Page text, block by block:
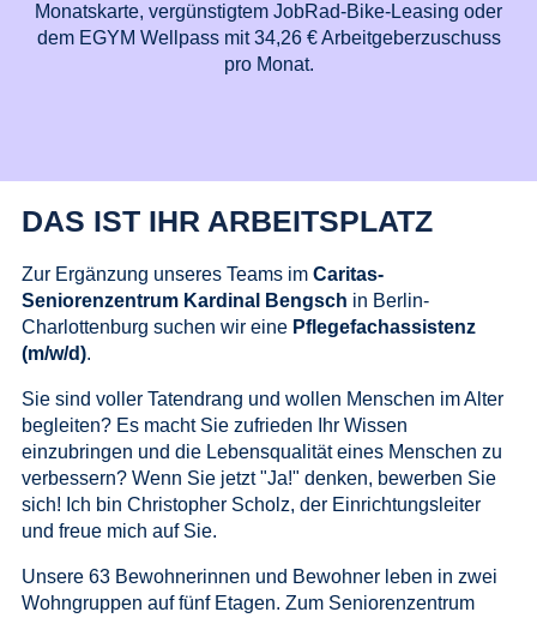
Monatskarte, vergünstigtem JobRad-Bike-Leasing oder
dem EGYM Wellpass mit 34,26 € Arbeitgeberzuschuss
pro Monat.
DAS IST IHR ARBEITSPLATZ
Zur Ergänzung unseres Teams im Caritas-
Seniorenzentrum Kardinal Bengsch in Berlin-
Charlottenburg suchen wir eine Pflegefachassistenz
(m/w/d).
Sie sind voller Tatendrang und wollen Menschen im Alter
begleiten? Es macht Sie zufrieden Ihr Wissen
einzubringen und die Lebensqualität eines Menschen zu
verbessern? Wenn Sie jetzt "Ja!" denken, bewerben Sie
sich! Ich bin Christopher Scholz, der Einrichtungsleiter
und freue mich auf Sie.
Unsere 63 Bewohnerinnen und Bewohner leben in zwei
Wohngruppen auf fünf Etagen. Zum Seniorenzentrum